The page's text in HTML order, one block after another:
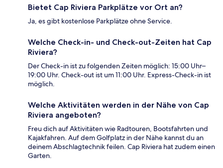
Bietet Cap Riviera Parkplätze vor Ort an?
Ja, es gibt kostenlose Parkplätze ohne Service.
Welche Check-in- und Check-out-Zeiten hat Cap
Riviera?
Der Check-in ist zu folgenden Zeiten möglich: 15:00 Uhr–
19:00 Uhr. Check-out ist um 11:00 Uhr. Express-Check-in ist
möglich.
Welche Aktivitäten werden in der Nähe von Cap
Riviera angeboten?
Freu dich auf Aktivitäten wie Radtouren, Bootsfahrten und
Kajakfahren. Auf dem Golfplatz in der Nähe kannst du an
deinem Abschlagtechnik feilen. Cap Riviera hat zudem einen
Garten.